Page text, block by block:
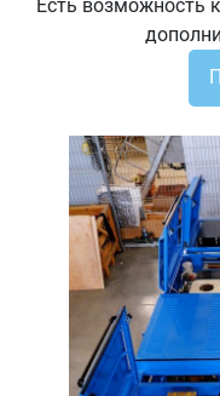
Есть возможность